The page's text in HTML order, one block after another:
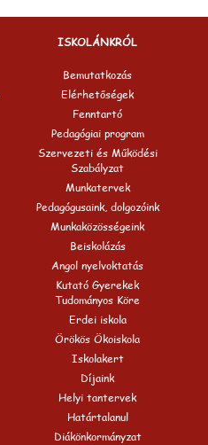
ISKOLÁNKRÓL
Bemutatkozás
Elérhetőségek
Fenntartó
Pedagógiai program
Szervezeti és Működési
Szabályzat
Munkatervek
Pedagógusaink, dolgozóink
Munkaközösségeink
Beiskolázás
Angol nyelvoktatás
Kutató Gyerekek
Tudományos Köre
Erdei iskola
Örökös Ökoiskola
Iskolakert
Díjaink
Helyi tantervek
Határtalanul
Diákönkormányzat